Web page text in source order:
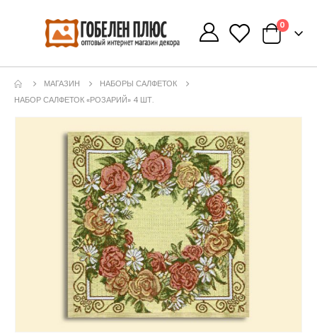
0 0
МАГАЗИН
НАБОРЫ САЛФЕТОК
НАБОР САЛФЕТОК «РОЗАРИЙ» 4 ШТ.